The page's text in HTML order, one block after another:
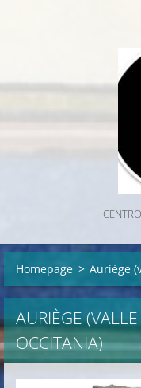
Homepage > Auriège
AURIÈGE
OCCITANIA)